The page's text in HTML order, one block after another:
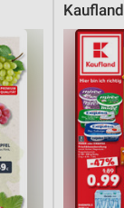
Kaufland